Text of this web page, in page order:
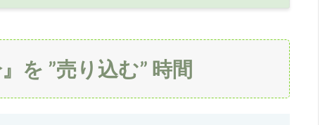
を ”売り込む” 時間